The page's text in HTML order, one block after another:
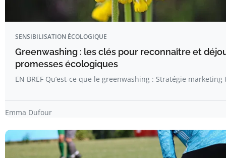
SENSIBILISATION ÉCOLOGIQUE
Greenwashing : les clés pour reconnaître et
promesses écologiques
EN BREF Qu’est-ce que le greenwashing : Stratégie
Emma Dufour